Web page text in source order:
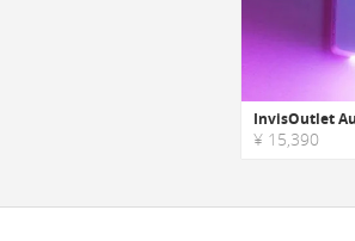
¥ 15,390